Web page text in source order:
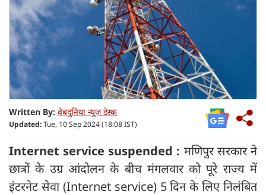
Written By: वेबदुनिया न्यूज डेस्क
Updated:Tue, 10 Sep 2024 (18:08 IST)
Internet service suspended : मणिपुर सरकार ने
छात्रों के उग्र आंदोलन के बीच मंगलवार को पूरे राज्य में
इंटरनेट सेवा (Internet service) 5 दिन के लिए निलंबित